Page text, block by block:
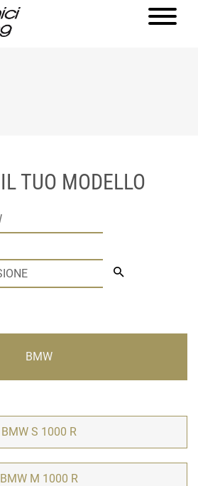
IL TUO MODELLO
BMW
BMW S 1000 R
BMW M 1000 R